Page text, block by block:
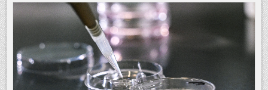
STAMMTE
LAUT
MINISTERIUM
WOHL
AUS
DER
UKRAINE